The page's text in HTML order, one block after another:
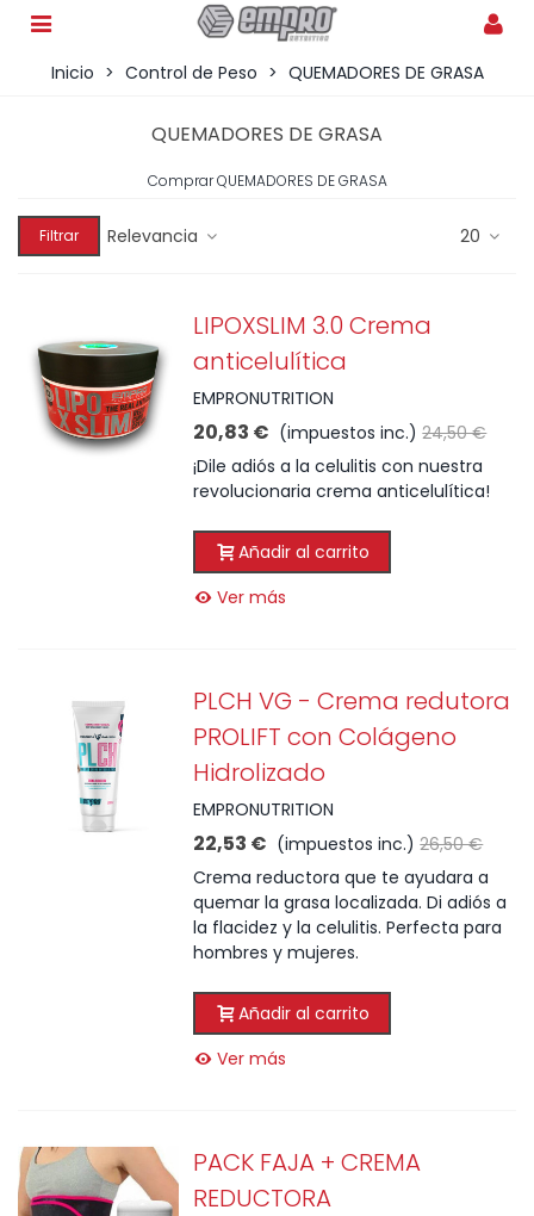
Inicio > Control de Peso > QUEMADORES DE GRASA
QUEMADORES DE GRASA
Comprar QUEMADORES DE GRASA
Filtrar Relevancia 20
LIPOXSLIM 3.0 Crema
anticelulítica
EMPRONUTRITION
20,83 € (impuestos inc.) 24,50 €
¡Dile adiós a la celulitis con nuestra
revolucionaria crema anticelulítica!
Añadir al carrito
Ver más
PLCH VG - Crema redutora
PROLIFT con Colágeno
Hidrolizado
EMPRONUTRITION
22,53 € (impuestos inc.) 26,50 €
Crema reductora que te ayudara a
quemar la grasa localizada. Di adiós a
la flacidez y la celulitis. Perfecta para
hombres y mujeres.
Añadir al carrito
Ver más
PACK FAJA + CREMA
REDUCTORA